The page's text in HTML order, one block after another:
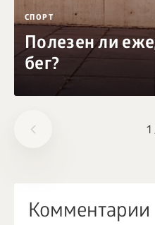
1
СПОРТ
Полезен ли
бег?
Комментарии